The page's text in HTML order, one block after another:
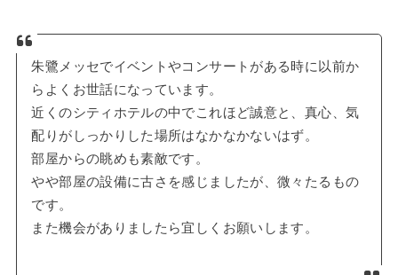
朱鷺メッセでイベントやコンサートがある時に以前か
らよくお世話になっています。
近くのシティホテルの中でこれほど誠意と、真心、気
配りがしっかりした場所はなかなかないはず。
部屋からの眺めも素敵です。
やや部屋の設備に古さを感じましたが、微々たるもの
です。
また機会がありましたら宜しくお願いします。